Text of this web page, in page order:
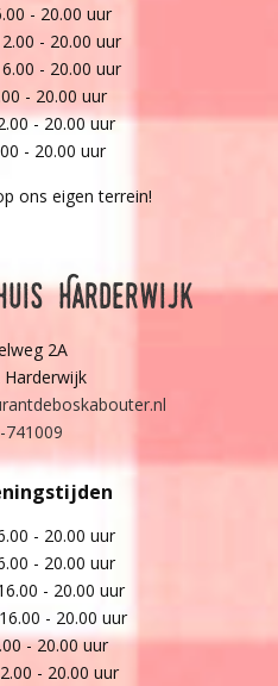
- 20.00 uur
- 20.00 uur
- 20.00 uur
- 20.00 uur
- 20.00 uur
- 20.00 uur
ons eigen terrein!
Harderwijk
2A
Harderwijk
741009
- 20.00 uur
- 20.00 uur
- 20.00 uur
- 20.00 uur
- 20.00 uur
- 20.00 uur